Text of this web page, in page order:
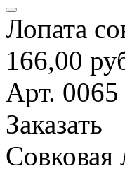
Лопата
166,00
Арт. 0065
Заказать
Совковая